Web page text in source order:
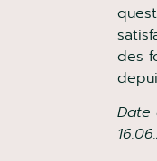
des
Date